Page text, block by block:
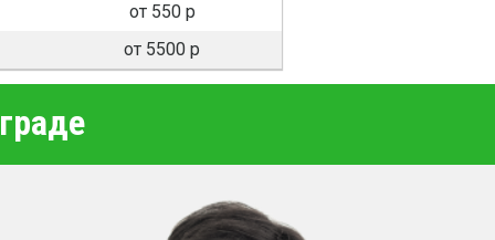
от 550 р
от 5500 р